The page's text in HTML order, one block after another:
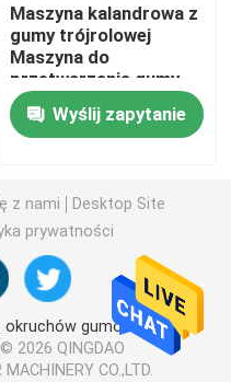
sztucznych
Maszyna kalandrowa z
gumy trójrolowej
Maszyna do
przetwarzania gumy
Przesyłowy pasek
przenośny Linia
produkcyjna
Wyślij zapytanie
z nami
Desktop Site
prywatności
okruchów gumowych
2026 QINGDAO
CO.,LTD.